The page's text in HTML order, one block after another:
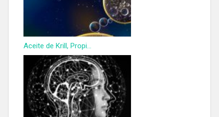
Aceite de Krill, Propi...